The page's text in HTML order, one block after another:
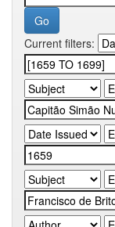
Current filters: